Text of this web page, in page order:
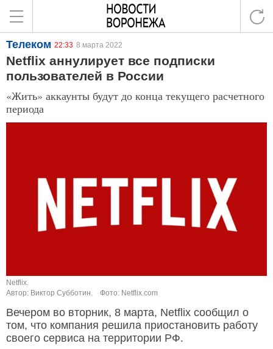
Телеком 22:33 8 марта 2022
Netflix аннулирует все подписки
пользователей в России
«Жить» аккаунты будут до конца текущего расчетного
периода
Netflix.
Автор: Виктор Субботин.
Фото: Netflix.com
Вечером во вторник, 8 марта, Netflix сообщил о
том, что компания решила приостановить работу
своего сервиса на территории РФ.